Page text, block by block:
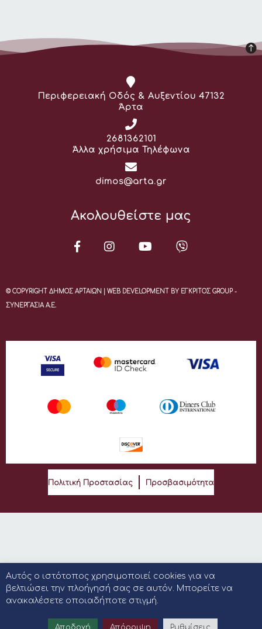
Διεύθυνση:
Περιφερειακή Οδός & Αυξεντίου 47132
Άρτα
Τηλέφωνο:
2681362101
Άλλα χρήσιμα Τηλέφωνα
Email:
dimos@arta.gr
Ακολουθείστε μας
© COPYRIGHT ΔΗΜΟΣ ΑΡΤΑΙΩΝ | WEB DEVELOPMENT BY ΕΓΚΡΙΤΟΣ GROUP -
ΣΥΝΕΡΓΑΣΙΑ Α.Ε.
Πολιτική Προστασίας Προσβασιμότητα
Αυτός ο ιστότοπος χρησιμοποιεί cookies για να
βελτιώσει την πλοήγησή σας σε αυτόν. Μπορείτε να
ανακαλέσετε οποιαδήποτε στιγμή.
Αποδοχή Απόρριψη Ρυθμίσεις